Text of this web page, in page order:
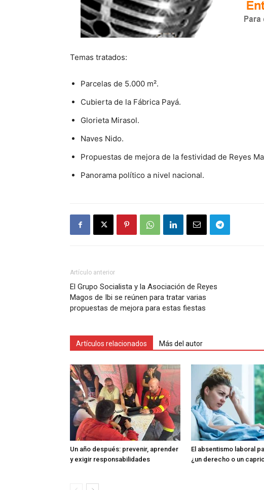
Temas tratados:
Parcelas de 5.000 m².
Cubierta de la Fábrica Payá.
Glorieta Mirasol.
Naves Nido.
Propuestas de mejora de la festividad de Reyes
Panorama político a nivel nacional.
Artículo anterior
El Grupo Socialista y la Asociación de Reyes
Magos de Ibi se reúnen para tratar varias
propuestas de mejora para estas fiestas
Artículos relacionados Más del autor
Un año después: prevenir, aprender
y exigir responsabilidades
El absentismo laboral
¿un derecho o un